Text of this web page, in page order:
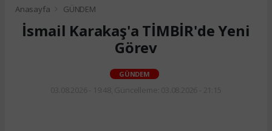
Anasayfa GÜNDEM
İsmail Karakaş'a TİMBİR'de Yeni
Görev
GÜNDEM